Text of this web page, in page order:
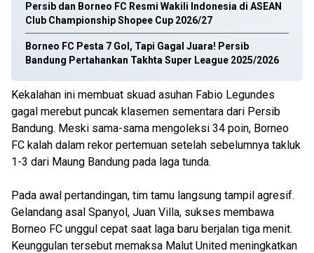
Persib dan Borneo FC Resmi Wakili Indonesia di ASEAN
Club Championship Shopee Cup 2026/27
Borneo FC Pesta 7 Gol, Tapi Gagal Juara! Persib
Bandung Pertahankan Takhta Super League 2025/2026
Kekalahan ini membuat skuad asuhan Fabio Legundes
gagal merebut puncak klasemen sementara dari Persib
Bandung. Meski sama-sama mengoleksi 34 poin, Borneo
FC kalah dalam rekor pertemuan setelah sebelumnya takluk
1-3 dari Maung Bandung pada laga tunda.
Pada awal pertandingan, tim tamu langsung tampil agresif.
Gelandang asal Spanyol, Juan Villa, sukses membawa
Borneo FC unggul cepat saat laga baru berjalan tiga menit.
Keunggulan tersebut memaksa Malut United meningkatkan